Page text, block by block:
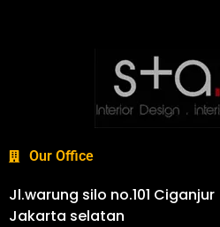
Our Office
Jl.warung silo no.101 Ciganjur
Jakarta selatan